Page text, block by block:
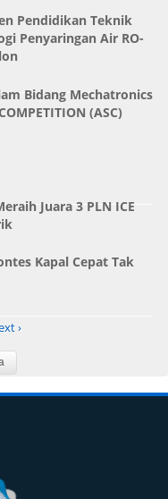
Pendidikan Teknik
Penyaringan Air RO-
Bidang Mechatronics
(ASC)
Juara 3 PLN ICE
Kapal Cepat Tak
›